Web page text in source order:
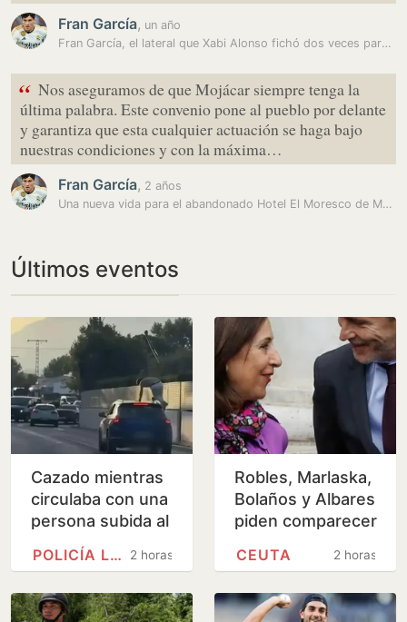
Fran García, un año
Fran García, el lateral que Xabi Alonso fichó dos veces para el Madrid…
“ Nos aseguramos de que Mojácar siempre tenga la
última palabra. Este convenio pone al pueblo por delante
y garantiza que esta cualquier actuación se haga bajo
nuestras condiciones y con la máxima…
Fran García, 2 años
Una nueva vida para el abandonado Hotel El Moresco de Mojácar
Últimos eventos
Cazado mientras
circulaba con una
persona subida al
techo del coche
por las calles de
2 horas
POLICÍA LOCAL
Robles, Marlaska,
Bolaños y Albares
piden comparecer
por la crisis de2 horas
CEUTA